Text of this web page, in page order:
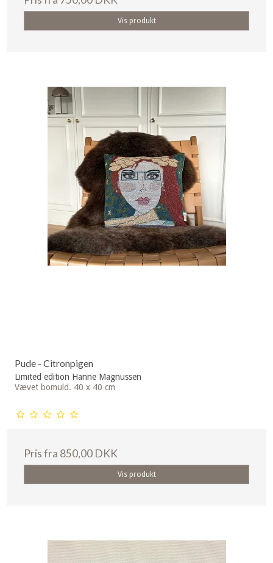
Vis produkt
Pude - Citronpigen
Limited edition Hanne Magnussen
Vævet bomuld. 40 x 40 cm
Pris fra 850,00 DKK
Vis produkt